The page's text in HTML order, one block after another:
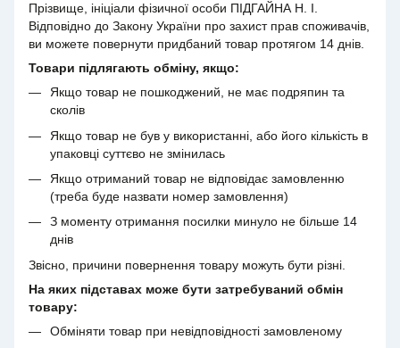
Прізвище, ініціали фізичної особи ПІДГАЙНА Н. І.
Відповідно до Закону України про захист прав споживачів,
ви можете повернути придбаний товар протягом 14 днів.
Товари підлягають обміну, якщо:
Якщо товар не пошкоджений, не має подряпин та
сколів
Якщо товар не був у використанні, або його кількість в
упаковці суттєво не змінилась
Якщо отриманий товар не відповідає замовленню
(треба буде назвати номер замовлення)
З моменту отримання посилки минуло не більше 14
днів
Звісно, причини повернення товару можуть бути різні.
На яких підставах може бути затребуваний обмін
товару:
Обміняти товар при невідповідності замовленому